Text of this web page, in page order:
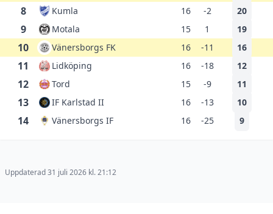
8 Kumla 16 -2 20
9 Motala 15 1 19
10 Vänersborgs FK 16 -11 16
11 Lidköping 16 -18 12
12 Tord 15 -9 11
13 IF Karlstad II 16 -13 10
14 Vänersborgs IF 16 -25 9
Uppdaterad 31 juli 2026 kl. 21:12